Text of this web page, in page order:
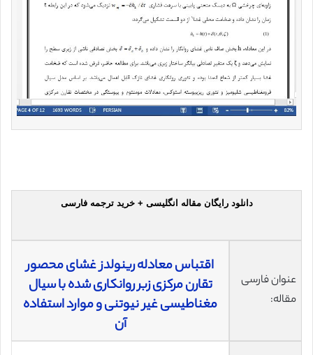
دانلود رایگان مقاله انگلیسی + خرید ترجمه فارسی
عنوان فارسی
مقاله:
اقتباس معادله رینولدز غشای محصور
تقارن مرکزی زبر روانکاری شده با سیال
مغناطیسی غیر نیوتنی و موارد استفاده
آن